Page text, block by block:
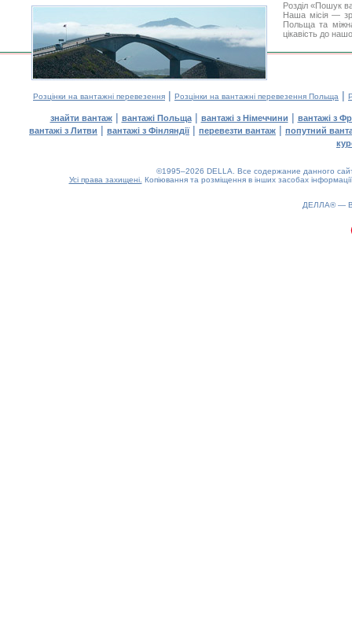
Розділ «Пошук
Наша місія —
Польща та
цікавість до
Розцінки на вантажні перевезення | Розцінки на вантажні перевезення Польща |
знайти вантаж| вантажі Польща| вантажі з Німеччини | вантажі з
вантажі з Литви | вантажі з Фінляндії| перевезти вантаж | попутний
©1995–2026 DELLA. Все содержание данного
Усі права захищені. Копіювання та розміщення в інших засобах
ДЕЛЛА® —